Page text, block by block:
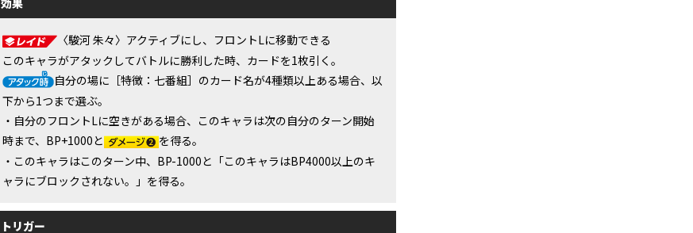
効果
〈駿河 朱々〉アクティブにし、フロントLに移動できる
このキャラがアタックしてバトルに勝利した時、カードを1枚引く。
自分の場に［特徴：七番組］のカード名が4種類以上ある場合、以
下から1つまで選ぶ。
・自分のフロントLに空きがある場合、このキャラは次の自分のターン開始
時まで、BP+1000と
を得る。
・このキャラはこのターン中、BP-1000と「このキャラはBP4000以上のキ
ャラにブロックされない。」を得る。
トリガー